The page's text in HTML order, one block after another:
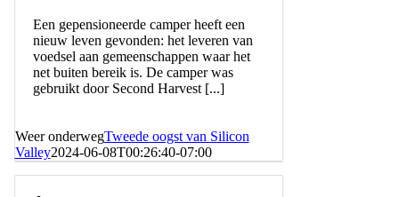
Een gepensioneerde camper heeft een
nieuw leven gevonden: het leveren van
voedsel aan gemeenschappen waar het
net buiten bereik is. De camper was
gebruikt door Second Harvest [...]
Weer onderwegTweede oogst van Silicon
Valley2024-06-08T00:26:40-07:00